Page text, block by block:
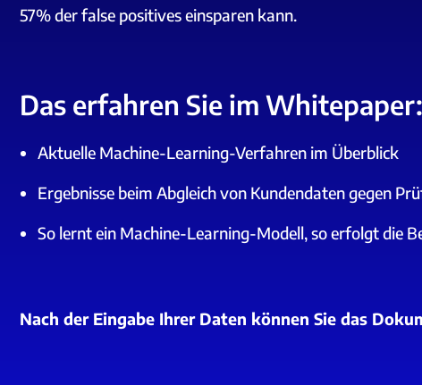
57% der false positives einsparen kann.
Das erfahren Sie im Whitepaper:
Aktuelle Machine-Learning-Verfahren im Überblick
Ergebnisse beim Abgleich von Kundendaten gegen
So lernt ein Machine-Learning-Modell, so erfolgt die
Nach der Eingabe Ihrer Daten können Sie das